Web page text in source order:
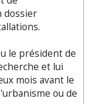
dossier
le président de
et lui
mois avant le
ou de